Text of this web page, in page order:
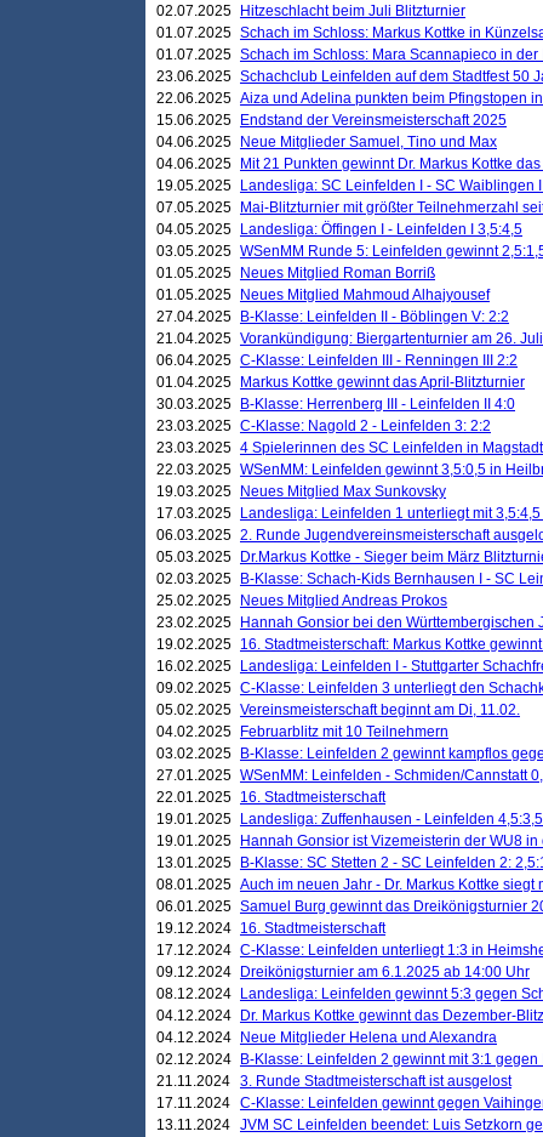
02.07.2025
Hitzeschlacht beim Juli Blitzturnier
01.07.2025 Schach im Schloss: Markus Kottke in
01.07.2025 Schach im Schloss: Mara Scannapieco in der
23.06.2025 Schachclub Leinfelden auf dem Stadtfest 50
22.06.2025 Aiza und Adelina punkten beim Pfingstopen
15.06.2025
Endstand der Vereinsmeisterschaft 2025
04.06.2025
Neue Mitglieder Samuel, Tino und Max
04.06.2025
Mit 21 Punkten gewinnt Dr. Markus Kottke
19.05.2025
Landesliga: SC Leinfelden I - SC Waiblingen
07.05.2025
Mai-Blitzturnier mit größter Teilnehmerzahl
04.05.2025
Landesliga: Öffingen I - Leinfelden I 3,5:4,5
03.05.2025 WSenMM Runde 5: Leinfelden gewinnt
01.05.2025
Neues Mitglied Roman Borriß
01.05.2025
Neues Mitglied Mahmoud Alhajyousef
27.04.2025
B-Klasse: Leinfelden II - Böblingen V: 2:2
21.04.2025 Vorankündigung: Biergartenturnier am 26. Juli
06.04.2025 C-Klasse: Leinfelden III - Renningen III 2:2
01.04.2025
Markus Kottke gewinnt das April-Blitzturnier
30.03.2025
B-Klasse: Herrenberg III - Leinfelden II 4:0
23.03.2025 C-Klasse: Nagold 2 - Leinfelden 3: 2:2
23.03.2025 4 Spielerinnen des SC Leinfelden in Magstadt
22.03.2025 WSenMM: Leinfelden gewinnt 3,5:0,5 in
19.03.2025
Neues Mitglied Max Sunkovsky
17.03.2025
Landesliga: Leinfelden 1 unterliegt mit
06.03.2025 2. Runde Jugendvereinsmeisterschaft
05.03.2025
Dr.Markus Kottke - Sieger beim März
02.03.2025
B-Klasse: Schach-Kids Bernhausen I - SC
25.02.2025
Neues Mitglied Andreas Prokos
23.02.2025
Hannah Gonsior bei den Württembergischen
19.02.2025 16. Stadtmeisterschaft: Markus Kottke
16.02.2025
Landesliga: Leinfelden I - Stuttgarter
09.02.2025 C-Klasse: Leinfelden 3 unterliegt den
05.02.2025 Vereinsmeisterschaft beginnt am Di, 11.02.
04.02.2025
Februarblitz mit 10 Teilnehmern
03.02.2025
B-Klasse: Leinfelden 2 gewinnt kampflos
27.01.2025 WSenMM: Leinfelden - Schmiden/Cannstatt
22.01.2025 16. Stadtmeisterschaft
19.01.2025
Landesliga: Zuffenhausen - Leinfelden 4,5:3,5
19.01.2025
Hannah Gonsior ist Vizemeisterin der WU8 in
13.01.2025
B-Klasse: SC Stetten 2 - SC Leinfelden 2:
08.01.2025 Auch im neuen Jahr - Dr. Markus Kottke
06.01.2025 Samuel Burg gewinnt das Dreikönigsturnier
19.12.2024 16. Stadtmeisterschaft
17.12.2024 C-Klasse: Leinfelden unterliegt 1:3 in
09.12.2024
Dreikönigsturnier am 6.1.2025 ab 14:00 Uhr
08.12.2024
Landesliga: Leinfelden gewinnt 5:3 gegen
04.12.2024
Dr. Markus Kottke gewinnt das Dezember-
04.12.2024
Neue Mitglieder Helena und Alexandra
02.12.2024
B-Klasse: Leinfelden 2 gewinnt mit 3:1
21.11.2024 3. Runde Stadtmeisterschaft ist ausgelost
17.11.2024 C-Klasse: Leinfelden gewinnt gegen
13.11.2024 JVM SC Leinfelden beendet: Luis Setzkorn